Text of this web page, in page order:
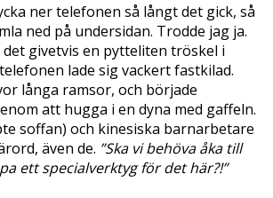
ner telefonen så långt det gick, så
ned på undersidan. Trodde jag ja.
det givetvis en pytteliten tröskel i
lade sig vackert fastkilad.
långa ramsor, och började
att hugga i en dyna med gaffeln.
soffan) och kinesiska barnarbetare
även de. ”Ska vi behöva åka till
ett specialverktyg för det här?!”